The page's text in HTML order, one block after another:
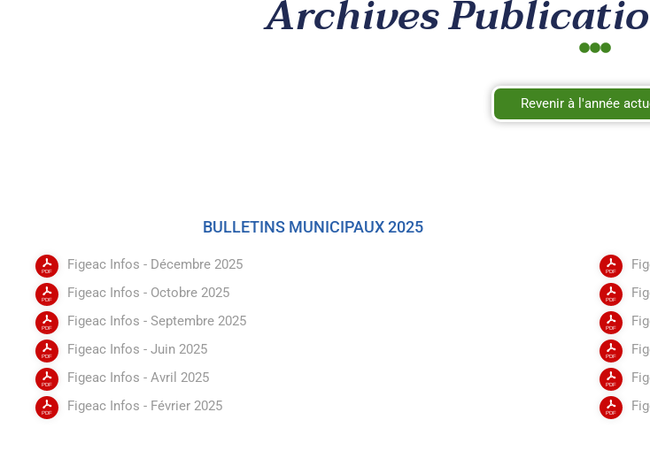
Archives
Revenir à l'année
BULLETINS MUNICIPAUX 2025
Figeac Infos - Décembre 2025
Figeac Infos - Octobre 2025
Figeac Infos - Septembre 2025
Figeac Infos - Juin 2025
Figeac Infos - Avril 2025
Figeac Infos - Février 2025